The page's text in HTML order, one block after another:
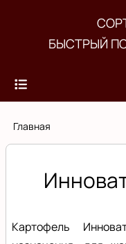
основномуБЫСТРЫЙ
Строка
Главная
Картофель